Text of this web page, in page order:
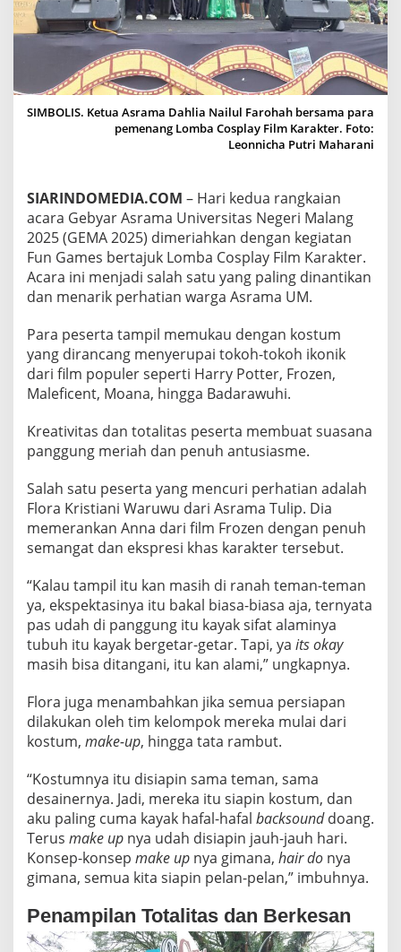
A
I
A
C
A
R
A
O
R
I
T
D
I
G
M
2
0
2
SIMBOLIS. Ketua Asrama Dahlia Nailul Farohah bersama para
pemenang Lomba Cosplay Film Karakter. Foto:
Leonnicha Putri Maharani
SIARINDOMEDIA.COM – Hari kedua rangkaian
acara Gebyar Asrama Universitas Negeri Malang
2025 (GEMA 2025) dimeriahkan dengan kegiatan
Fun Games bertajuk Lomba Cosplay Film Karakter.
Acara ini menjadi salah satu yang paling dinantikan
dan menarik perhatian warga Asrama UM.
Para peserta tampil memukau dengan kostum
yang dirancang menyerupai tokoh-tokoh ikonik
dari film populer seperti Harry Potter, Frozen,
Maleficent, Moana, hingga Badarawuhi.
Kreativitas dan totalitas peserta membuat suasana
panggung meriah dan penuh antusiasme.
Salah satu peserta yang mencuri perhatian adalah
Flora Kristiani Waruwu dari Asrama Tulip. Dia
memerankan Anna dari film Frozen dengan penuh
semangat dan ekspresi khas karakter tersebut.
“Kalau tampil itu kan masih di ranah teman-teman
ya, ekspektasinya itu bakal biasa-biasa aja, ternyata
pas udah di panggung itu kayak sifat alaminya
tubuh itu kayak bergetar-getar. Tapi, ya itsokay
masih bisa ditangani, itu kan alami,” ungkapnya.
Flora juga menambahkan jika semua persiapan
dilakukan oleh tim kelompok mereka mulai dari
kostum, make-up, hingga tata rambut.
“Kostumnya itu disiapin sama teman, sama
desainernya. Jadi, mereka itu siapin kostum, dan
aku paling cuma kayak hafal-hafal backsounddoang.
Terus make up nya udah disiapin jauh-jauh hari.
Konsep-konsep make up nya gimana, hair do nya
gimana, semua kita siapin pelan-pelan,” imbuhnya.
Penampilan Totalitas dan Berkesan